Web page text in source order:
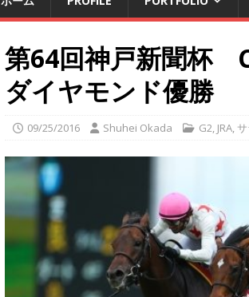
第64回神戸新聞杯
ダイヤモンド優勝
09/25/2016 Shuhei Okada G2, JRA,